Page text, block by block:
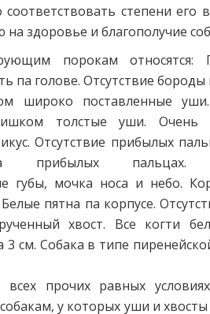
степени его
на здоровье и благополучие
порокам относятся:
па голове. Отсутствие
широко поставленные
толстые уши. Очень
Отсутствие прибылых
прибылых пальцах.
губы, мочка носа и небо.
Белые пятна па корпусе.
хвост. Все когти
3 см. Собака в типе
прочих равных
у которых уши и